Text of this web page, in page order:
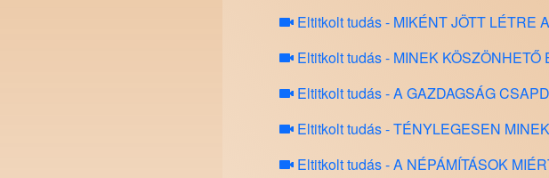
Eltitkolt tudás - MIKÉNT JÖTT LÉTRE
Eltitkolt tudás - MINEK KÖSZÖNHETŐ
Eltitkolt tudás - A GAZDAGSÁG
Eltitkolt tudás - TÉNYLEGESEN
Eltitkolt tudás - A NÉPÁMÍTÁSOK